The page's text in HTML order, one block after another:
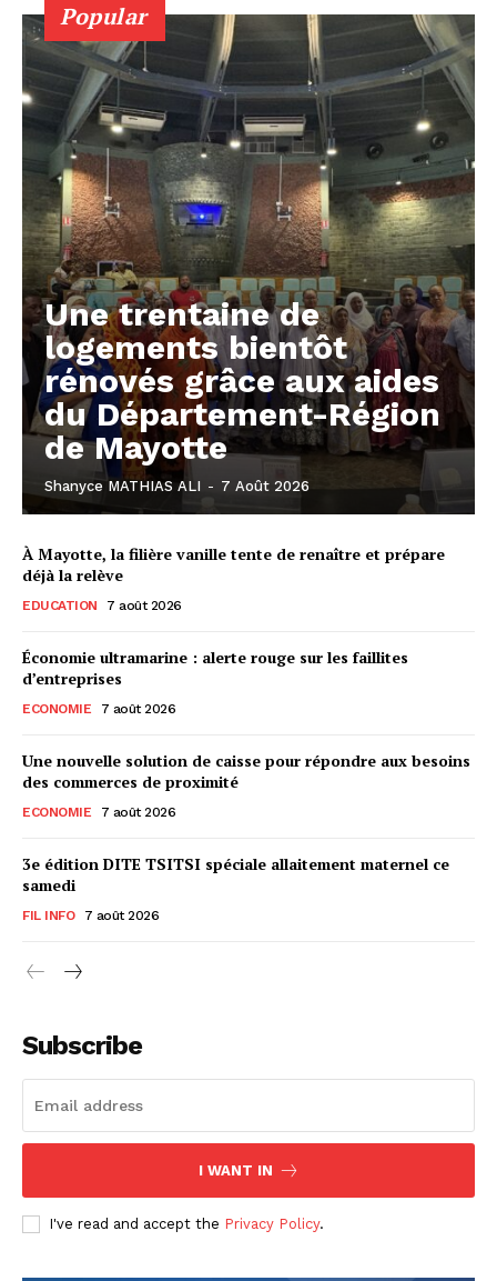
Popular
Une trentaine de
logements bientôt
rénovés grâce aux aides
du Département-Région
de Mayotte
Shanyce MATHIAS ALI - 7 Août 2026
À Mayotte, la filière vanille tente de renaître et prépare
déjà la relève
EDUCATION 7 août 2026
Économie ultramarine : alerte rouge sur les faillites
d’entreprises
ECONOMIE 7 août 2026
Une nouvelle solution de caisse pour répondre aux besoins
des commerces de proximité
ECONOMIE 7 août 2026
3e édition DITE TSITSI spéciale allaitement maternel ce
samedi
FIL INFO 7 août 2026
Subscribe
I WANT IN
I've read and accept the Privacy Policy.